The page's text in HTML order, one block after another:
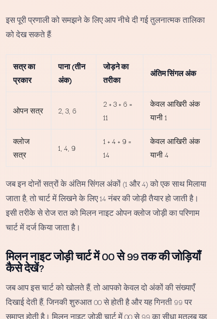
इस पूरी प्रणाली को समझने के लिए आप नीचे दी गई तुलनात्मक तालिका
को देख सकते हैं:
सत्र का
प्रकार
पाना (तीन
अंक)
जोड़ने का
तरीका
अंतिम सिंगल अंक
ओपन सत्र 2, 3, 6
2 + 3 + 6 =
11
केवल आखिरी अंक
यानी 1
क्लोज
सत्र
1, 4, 9
1 + 4 + 9 =
14
केवल आखिरी अंक
यानी 4
जब इन दोनों सत्रों के अंतिम सिंगल अंकों (1 और 4) को एक साथ मिलाया
जाता है, तो चार्ट में लिखने के लिए 14 नंबर की जोड़ी तैयार हो जाती है।
इसी तरीके से रोज रात को मिलन नाइट ओपन क्लोज जोड़ी का परिणाम
चार्ट में दर्ज किया जाता है।
मिलन नाइट जोड़ी चार्ट में 00 से 99 तक की जोड़ियाँ
कैसे देखें?
जब आप इस चार्ट को खोलते हैं, तो आपको केवल दो अंकों की संख्याएँ
दिखाई देती हैं, जिनकी शुरुआत 00 से होती है और यह गिनती 99 पर
समाप्त होती है। मिलन नाइट जोड़ी चार्ट में 00 से 99 का सीधा मतलब यह